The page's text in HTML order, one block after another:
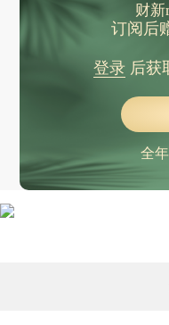
财
订阅后
登录后获
全